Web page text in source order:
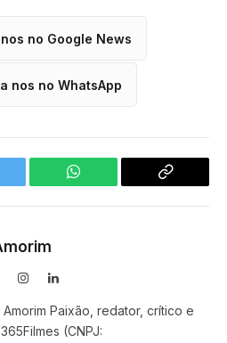
no Google News
nos no WhatsApp
WhatsApp
Copy
InstagramLinkedIn
Paixão, redator, crítico e
(CNPJ: